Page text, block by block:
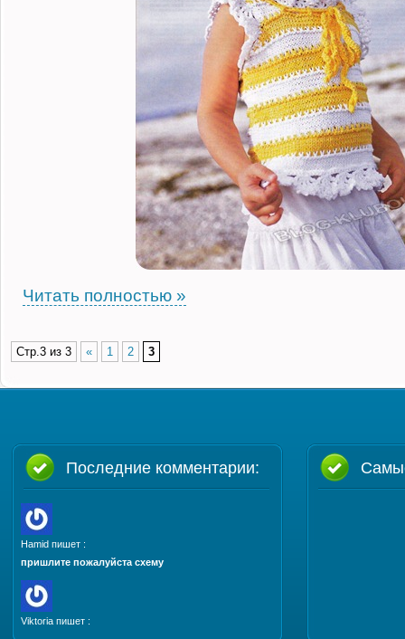
Читать полностью »
Стр.3 из 3 « 1 2 3
Последние комментарии:
Hamid пишет :
пришлите пожалуйста схему
Viktoria пишет :